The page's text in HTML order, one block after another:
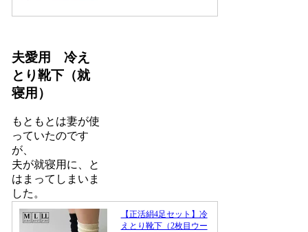
夫愛用 冷え
とり靴下（就
寝用）
もともとは妻が使
っていたのです
が、
夫が就寝用に、と
はまってしまいま
した。
【正活絹4足セット】冷
えとり靴下（2枚目ウー